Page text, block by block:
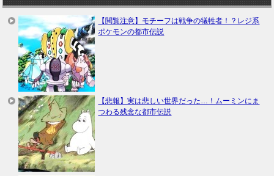
【閲覧注意】モチーフは戦争の犠牲者！？レジ系
ポケモンの都市伝説
【悲報】実は悲しい世界だった…！ムーミンにま
つわる残念な都市伝説